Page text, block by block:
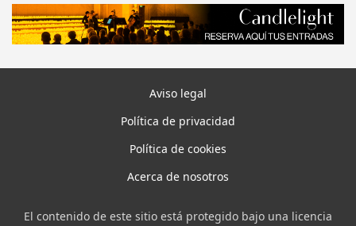
Aviso legal
Política de privacidad
Política de cookies
Acerca de nosotros
El contenido de este sitio está protegido bajo una licencia